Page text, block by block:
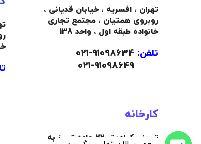
تهران ، افسریه ، خیابان قدیانی ،
روبروی همتیان ، مجتمع تجاری
خانواده طبقه اول ، واحد 138
تلفن:
کارخانه
تبریز ، کیلومتر 22 جاده تبریز به